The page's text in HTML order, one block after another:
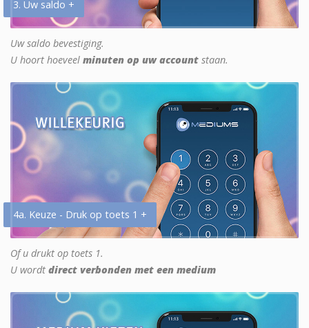
3. Uw saldo +
Uw saldo bevestiging.
U hoort hoeveel minuten op uw account staan.
4a. Keuze - Druk op toets 1 +
Of u drukt op toets 1.
U wordt direct verbonden met een medium